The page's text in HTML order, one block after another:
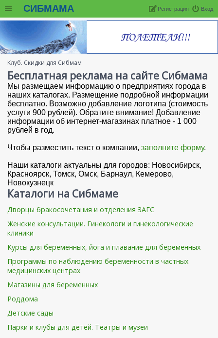
СИБМАМА Вход
Регистрация
Клуб. Скидки для Сибмам
Бесплатная реклама на сайте Сибмама
Мы размещаем информацию о предприятиях города в
наших каталогах. Размещение подробной информации
бесплатно. Возможно добавление логотипа (стоимость
услуги 900 рублей). Обратите внимание! Добавление
информации об интернет-магазинах платное - 1 000
рублей в год.
Чтобы разместить текст о компании, заполните форму.
Наши каталоги актуальны для городов: Новосибирск,
Красноярск, Томск, Омск, Барнаул, Кемерово,
Новокузнецк
Каталоги на Сибмаме
Дворцы бракосочетания и отделения ЗАГС
Женские консультации. Гинекологи и гинекологические
клиники
Курсы для беременных, йога и плавание для беременных
Программы по наблюдению беременности в частных
медицинских центрах
Магазины для беременных
Роддома
Детские сады
Парки и клубы для детей. Театры и музеи